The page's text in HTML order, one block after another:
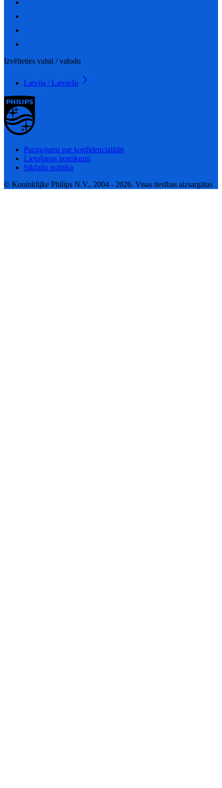
Izvēlieties valsti / valodu
Latvija / Latviešu
Paziņojums par konfidencialitāti
Lietošanas noteikumi
Sīkfailu politika
© Koninklijke Philips N.V., 2004 - 2026. Visas tiesības aizsargātas